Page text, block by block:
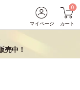
マイページ
0
カート
売中！